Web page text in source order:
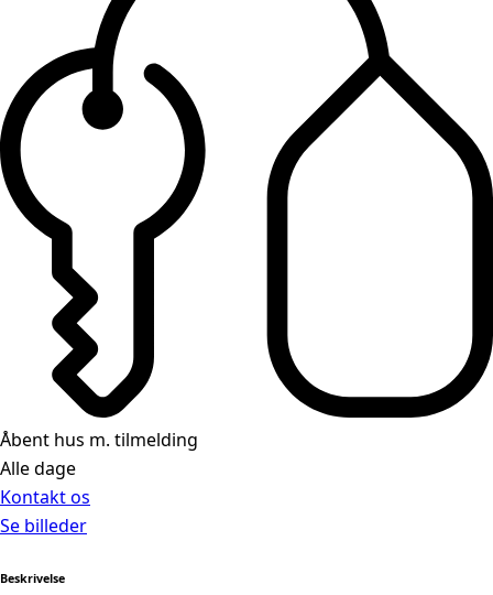
Åbent hus m. tilmelding
Alle dage
Kontakt os
Se billeder
Beskrivelse